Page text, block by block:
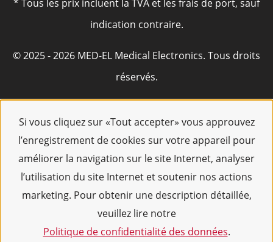
Si vous cliquez sur «Tout accepter» vous approuvez
l’enregistrement de cookies sur votre appareil pour
améliorer la navigation sur le site Internet, analyser
l’utilisation du site Internet et soutenir nos actions
marketing. Pour obtenir une description détaillée,
veuillez lire notre
Politique de confidentialité des données.
* Tous les prix incluent la TVA et les frais de port, sauf
indication contraire.
© 2025 - 2026 MED-EL Medical Electronics. Tous droits
réservés.